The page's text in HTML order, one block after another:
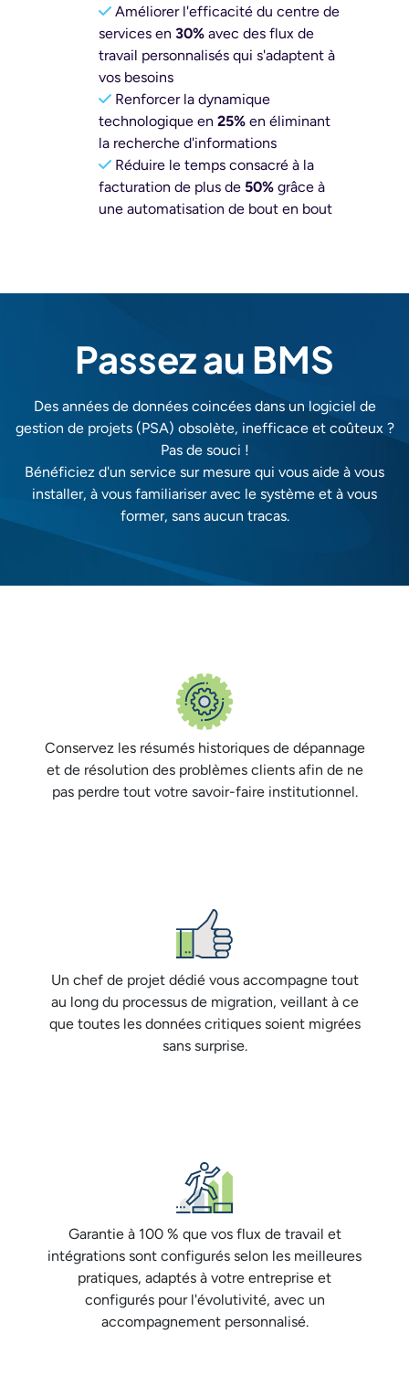
Améliorer l'efficacité du centre de
services en 30% avec des flux de
travail personnalisés qui s'adaptent à
vos besoins
Renforcer la dynamique
technologique en 25% en éliminant
la recherche d'informations
Réduire le temps consacré à la
facturation de plus de 50% grâce à
une automatisation de bout en bout
Passez au BMS
Des années de données coincées dans un logiciel de
gestion de projets (PSA) obsolète, inefficace et coûteux ?
Pas de souci !
Bénéficiez d'un service sur mesure qui vous aide à vous
installer, à vous familiariser avec le système et à vous
former, sans aucun tracas.
Conservez les résumés historiques de dépannage
et de résolution des problèmes clients afin de ne
pas perdre tout votre savoir-faire institutionnel.
Un chef de projet dédié vous accompagne tout
au long du processus de migration, veillant à ce
que toutes les données critiques soient migrées
sans surprise.
Garantie à 100 % que vos flux de travail et
intégrations sont configurés selon les meilleures
pratiques, adaptés à votre entreprise et
configurés pour l'évolutivité, avec un
accompagnement personnalisé.